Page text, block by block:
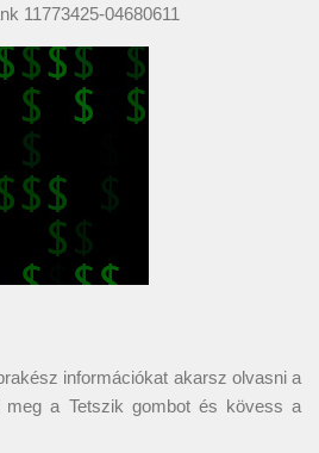
11773425-04680611
információkat akarsz olvasni a
meg a Tetszik gombot és kövess a